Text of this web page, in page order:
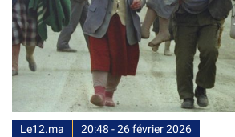
Le12.ma
20:48 - 26 février 2026